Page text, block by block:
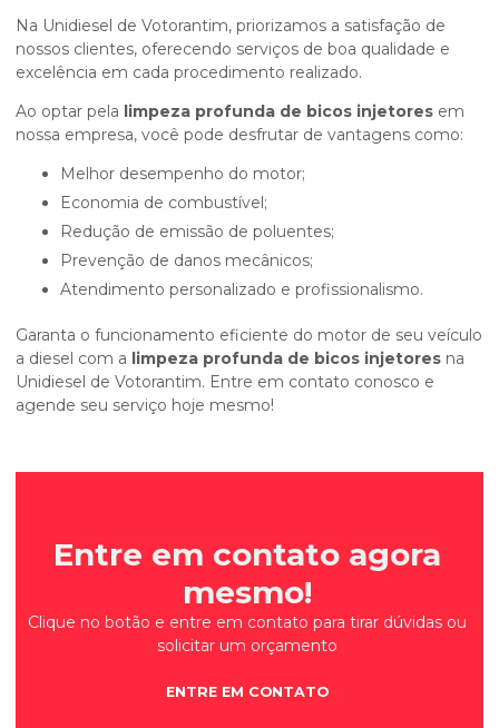
Na Unidiesel de Votorantim, priorizamos a satisfação de
nossos clientes, oferecendo serviços de boa qualidade e
excelência em cada procedimento realizado.
Ao optar pela limpeza profunda de bicos injetores em
nossa empresa, você pode desfrutar de vantagens como:
Melhor desempenho do motor;
Economia de combustível;
Redução de emissão de poluentes;
Prevenção de danos mecânicos;
Atendimento personalizado e profissionalismo.
Garanta o funcionamento eficiente do motor de seu veículo
a diesel com a limpeza profunda de bicos injetores na
Unidiesel de Votorantim. Entre em contato conosco e
agende seu serviço hoje mesmo!
Entre em contato agora
mesmo!
Clique no botão e entre em contato para tirar dúvidas ou
solicitar um orçamento
ENTRE EM CONTATO